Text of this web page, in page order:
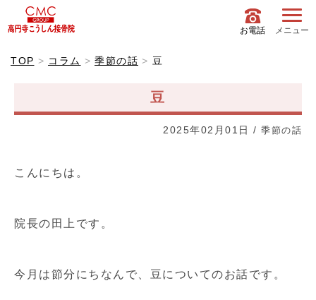
お電話 メニュー
TOP コラム 季節の話 豆
豆
2025年02月01日 / 季節の話
こんにちは。
院長の田上です。
今月は節分にちなんで、豆についてのお話です。